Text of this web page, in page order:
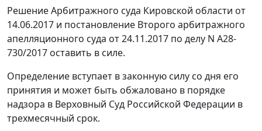
Решение Арбитражного суда Кировской области от
14.06.2017 и постановление Второго арбитражного
апелляционного суда от 24.11.2017 по делу N А28-
730/2017 оставить в силе.
Определение вступает в законную силу со дня его
принятия и может быть обжаловано в порядке
надзора в Верховный Суд Российской Федерации в
трехмесячный срок.